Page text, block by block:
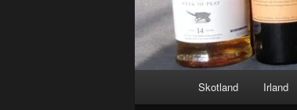
Skotland Irland